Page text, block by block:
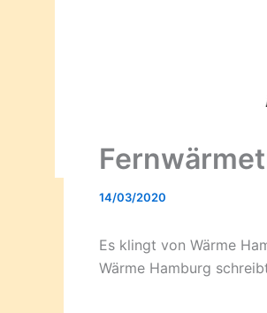
14/03/2020
Es klingt von Wärme
Wärme Hamburg